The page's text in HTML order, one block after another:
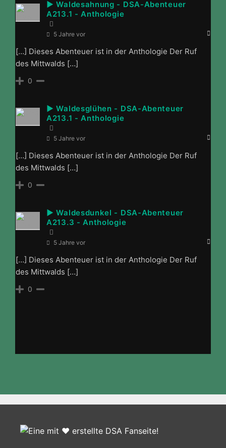
► Waldesahnung - DSA-Abenteuer
A213.1 - Anthologie
5 Jahre vor
[…] Dieses Abenteuer ist in der Anthologie Der Ruf
des Mittwalds […]
0
► Waldesglühen - DSA-Abenteuer
A213.1 - Anthologie
5 Jahre vor
[…] Dieses Abenteuer ist in der Anthologie Der Ruf
des Mittwalds […]
0
► Waldesdunkel - DSA-Abenteuer
A213.3 - Anthologie
5 Jahre vor
[…] Dieses Abenteuer ist in der Anthologie Der Ruf
des Mittwalds […]
0